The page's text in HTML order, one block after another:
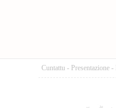
Cuntattu - Presentazione -